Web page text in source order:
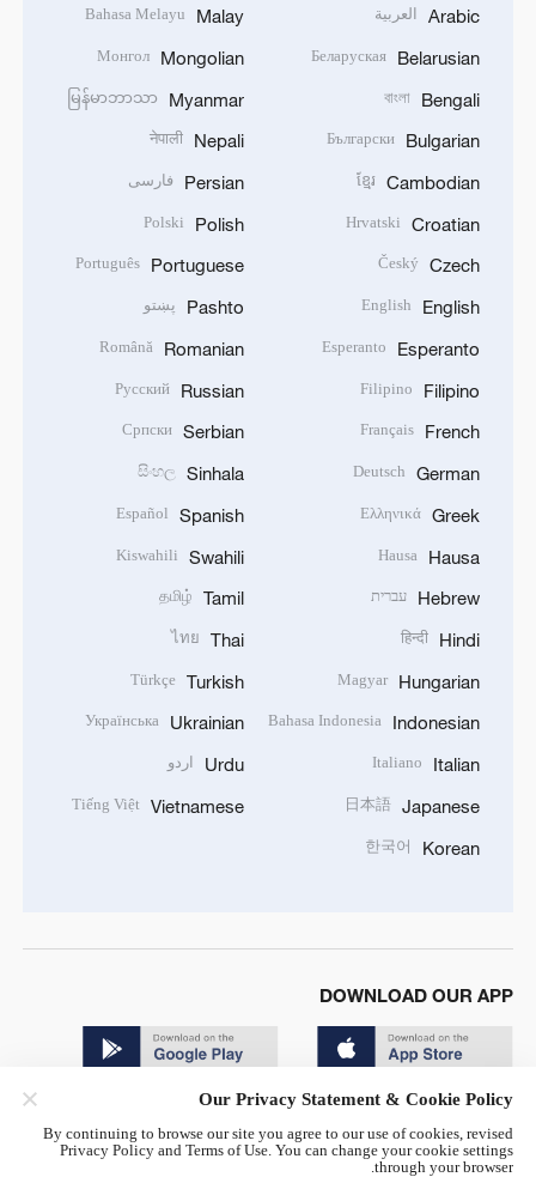
Arabic العربية
Belarusian
Беларуская
Bengali
বাংলা
Bulgarian
Български
Cambodian
ខ្មែរ
Croatian
Hrvatski
Czech
Český
English
English
Esperanto
Esperanto
Filipino
Filipino
French
Français
German
Deutsch
Greek
Ελληνικά
Hausa
Hausa
Hebrew עברית
Hindi
हिन्दी
Hungarian
Magyar
Indonesian
Bahasa Indonesia
Italian
Italiano
Japanese
日本語
Korean
한국어
Malay
Bahasa Melayu
Mongolian
Монгол
Myanmar
မြန်မာဘာသာ
Nepali
नेपाली
Persian فارسی
Polish
Polski
Portuguese
Português
Pashto پښتو
Romanian
Română
Russian
Русский
Serbian
Српски
Sinhala
සිංහල
Spanish
Español
Swahili
Kiswahili
Tamil
தமிழ்
Thai
ไทย
Turkish
Türkçe
Ukrainian
Українська
Urdu اردو
Vietnamese
Tiếng Việt
DOWNLOAD OUR APP
© China Radio International.CRI. All Rights Reserved. 16A
Our Privacy Statement & Cookie Policy
By continuing to browse our site you agree to our use of cookies, revised
Privacy Policy and Terms of Use. You can change your cookie settings
through your browser.